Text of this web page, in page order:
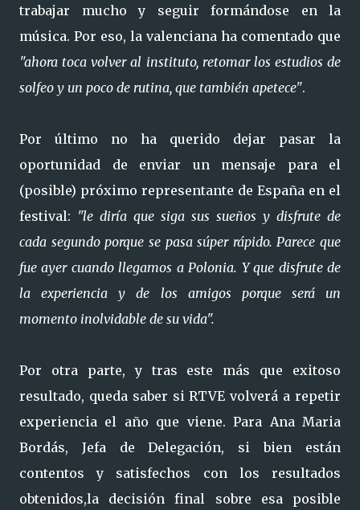
trabajar mucho y seguir formándose en la
música. Por eso, la valenciana ha comentado que
"ahora toca volver al instituto, retomar los estudios de
solfeo y un poco de rutina, que también apetece".
Por último no ha querido dejar pasar la
oportunidad de enviar un mensaje para el
(posible) próximo representante de España en el
festival: "le diría que siga sus sueños y disfrute de
cada segundo porque se pasa súper rápido. Parece que
fue ayer cuando llegamos a Polonia. Y que disfrute de
la experiencia y de los amigos porque será un
momento inolvidable de su vida".
Por otra parte, y tras este más que exitoso
resultado, queda saber si RTVE volverá a repetir
experiencia el año que viene. Para Ana Maria
Bordás, Jefa de Delegación, si bien están
contentos y satisfechos con los resultados
obtenidos,la decisión final sobre esa posible